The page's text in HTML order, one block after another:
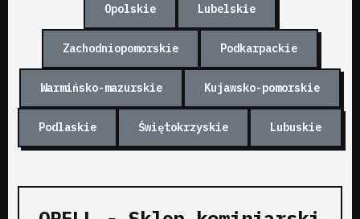
Opolskie Lubelskie
Zachodniopomorskie Podkarpackie
Warmińsko-mazurskie Kujawsko-pomorskie
Podlaskie Świętokrzyskie Lubuskie